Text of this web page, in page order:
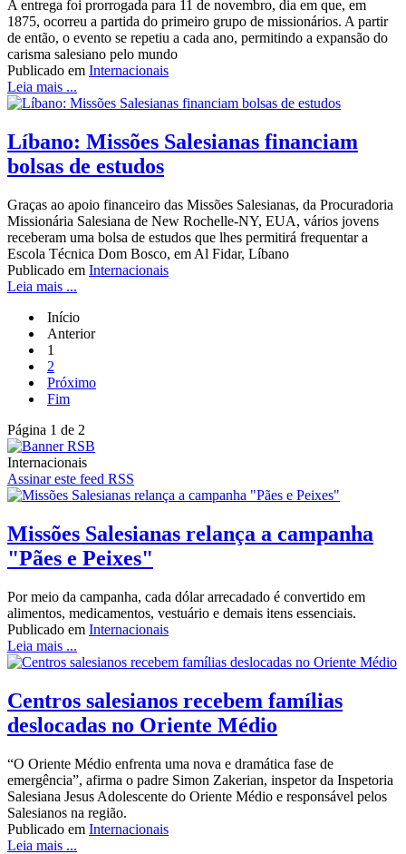
A entrega foi prorrogada para 11 de novembro, dia em que, em
1875, ocorreu a partida do primeiro grupo de missionários. A partir
de então, o evento se repetiu a cada ano, permitindo a expansão do
carisma salesiano pelo mundo
Publicado em Internacionais
Leia mais ...
Líbano: Missões Salesianas financiam
bolsas de estudos
Graças ao apoio financeiro das Missões Salesianas, da Procuradoria
Missionária Salesiana de New Rochelle-NY, EUA, vários jovens
receberam uma bolsa de estudos que lhes permitirá frequentar a
Escola Técnica Dom Bosco, em Al Fidar, Líbano
Publicado em Internacionais
Leia mais ...
Início
Anterior
1
2
Próximo
Fim
Página 1 de 2
Internacionais
Assinar este feed RSS
Missões Salesianas relança a campanha
"Pães e Peixes"
Por meio da campanha, cada dólar arrecadado é convertido em
alimentos, medicamentos, vestuário e demais itens essenciais.
Publicado em Internacionais
Leia mais ...
Centros salesianos recebem famílias
deslocadas no Oriente Médio
“O Oriente Médio enfrenta uma nova e dramática fase de
emergência”, afirma o padre Simon Zakerian, inspetor da Inspetoria
Salesiana Jesus Adolescente do Oriente Médio e responsável pelos
Salesianos na região.
Publicado em Internacionais
Leia mais ...